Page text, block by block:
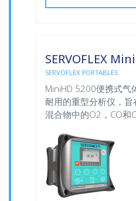
SERVOFLEX
SERVOFLEX PORTABLES
MiniHD 5200便携式气
耐用的重型分析仪，
混合物中的O2，CO和